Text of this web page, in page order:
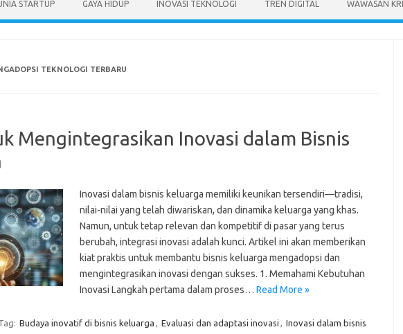
STARTUP GAYA HIDUP INOVASI TEKNOLOGI TREN DIGITAL WAWASAN
TEKNOLOGI TERBARU
Mengintegrasikan Inovasi dalam Bisnis
Inovasi dalam bisnis keluarga memiliki keunikan tersendiri—tradisi,
nilai-nilai yang telah diwariskan, dan dinamika keluarga yang khas.
Namun, untuk tetap relevan dan kompetitif di pasar yang terus
berubah, integrasi inovasi adalah kunci. Artikel ini akan memberikan
kiat praktis untuk membantu bisnis keluarga mengadopsi dan
mengintegrasikan inovasi dengan sukses. 1. Memahami Kebutuhan
Inovasi Langkah pertama dalam proses… Read More »
Budaya inovatif di bisnis keluarga , Evaluasi dan adaptasi inovasi , Inovasi dalam bisnis